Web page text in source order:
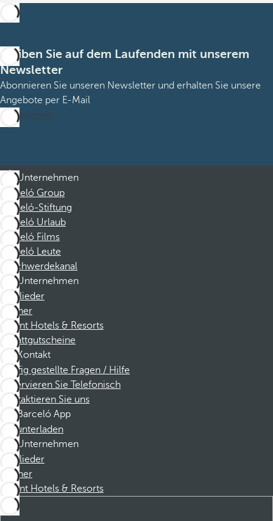
Bleiben Sie auf dem Laufenden mit unserem
Newsletter
Abonnieren Sie unseren Newsletter und erhalten Sie unsere
Angebote per E-Mail
Abonnieren
Unternehmen
Barceló Group
Barceló-Stiftung
Barceló Urlaub
Barceló Films
Barceló Leute
Beschwerdekanal
Unternehmen
Mitglieder
Partner
Dorint Hotels & Resorts
Rabattgutscheine
Kontakt
Häufig gestellte Fragen / Hilfe
Reservieren Sie Telefonisch
Kontaktieren Sie uns
Barceló App
Herunterladen
Unternehmen
Mitglieder
Partner
Dorint Hotels & Resorts